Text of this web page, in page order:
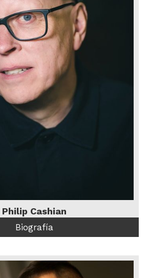
Philip Cashian
Biografía